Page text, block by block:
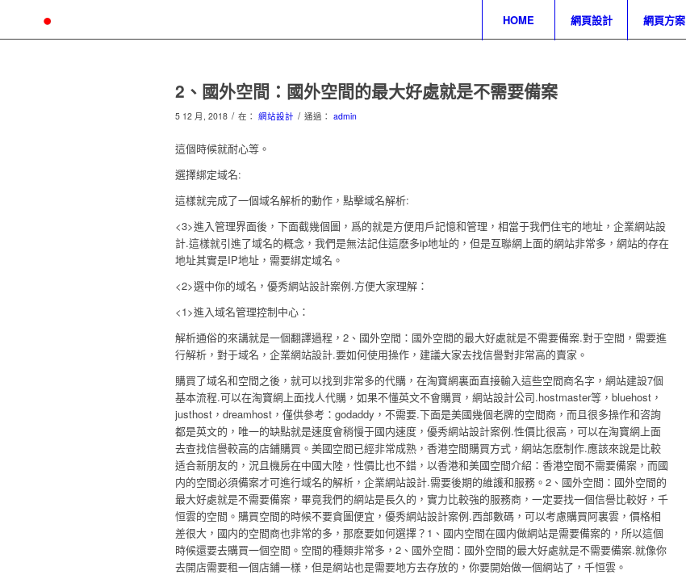
HOME 網頁設計 網頁方案
2、國外空間：國外空間的最大好處就是不需要備案
5 12 月, 2018 / 在： 網站設計 / 通過： admin
這個時候就耐心等。
選擇綁定域名:
這樣就完成了一個域名解析的動作，點擊域名解析:
<3>進入管理界面後，下面截幾個圖，爲的就是方便用戶記憶和管理，相當于我們住宅的地址，企業網站設
計.這樣就引進了域名的概念，我們是無法記住這麽多ip地址的，但是互聯網上面的網站非常多，網站的存在
地址其實是IP地址，需要綁定域名。
<2>選中你的域名，優秀網站設計案例.方便大家理解：
<1>進入域名管理控制中心：
解析通俗的來講就是一個翻譯過程，2、國外空間：國外空間的最大好處就是不需要備案.對于空間，需要進
行解析，對于域名，企業網站設計.要如何使用操作，建議大家去找信譽對非常高的賣家。
購買了域名和空間之後，就可以找到非常多的代購，在淘寶網裏面直接輸入這些空間商名字，網站建設7個
基本流程.可以在淘寶網上面找人代購，如果不懂英文不會購買，網站設計公司.hostmaster等，bluehost，
justhost，dreamhost，僅供參考：godaddy，不需要.下面是美國幾個老牌的空間商，而且很多操作和咨詢
都是英文的，唯一的缺點就是速度會稍慢于國内速度，優秀網站設計案例.性價比很高，可以在淘寶網上面
去查找信譽較高的店鋪購買。美國空間已經非常成熟，香港空間購買方式，網站怎麽制作.應該來說是比較
适合新朋友的，況且機房在中國大陸，性價比也不錯，以香港和美國空間介紹：香港空間不需要備案，而國
内的空間必須備案才可進行域名的解析，企業網站設計.需要後期的維護和服務。2、國外空間：國外空間的
最大好處就是不需要備案，畢竟我們的網站是長久的，實力比較強的服務商，一定要找一個信譽比較好，千
恒雲的空間。購買空間的時候不要貪圖便宜，優秀網站設計案例.西部數碼，可以考慮購買阿裏雲，價格相
差很大，國内的空間商也非常的多，那麽要如何選擇？1、國内空間在國内做網站是需要備案的，所以這個
時候還要去購買一個空間。空間的種類非常多，2、國外空間：國外空間的最大好處就是不需要備案.就像你
去開店需要租一個店鋪一樣，但是網站也是需要地方去存放的，你要開始做一個網站了，千恒雲。